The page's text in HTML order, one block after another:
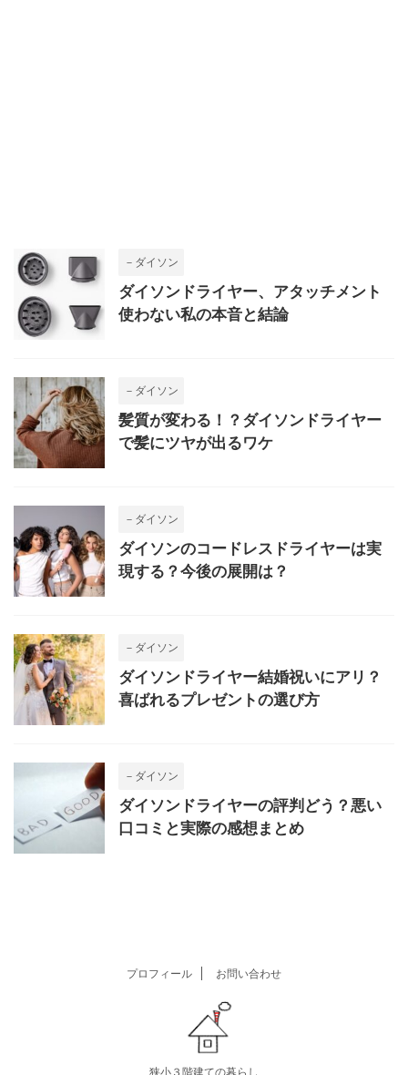
－ダイソン
ダイソンドライヤー、アタッチメント
使わない私の本音と結論
－ダイソン
髪質が変わる！？ダイソンドライヤー
で髪にツヤが出るワケ
－ダイソン
ダイソンのコードレスドライヤーは実
現する？今後の展開は？
－ダイソン
ダイソンドライヤー結婚祝いにアリ？
喜ばれるプレゼントの選び方
－ダイソン
ダイソンドライヤーの評判どう？悪い
口コミと実際の感想まとめ
プロフィール お問い合わせ
狭小３階建ての暮らし